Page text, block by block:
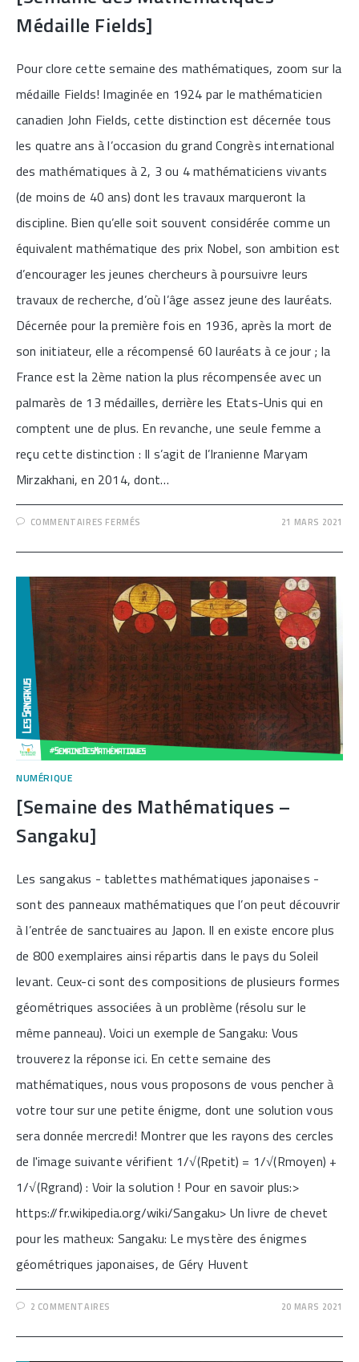
Médaille Fields]
Pour clore cette semaine des mathématiques, zoom sur la
médaille Fields! Imaginée en 1924 par le mathématicien
canadien John Fields, cette distinction est décernée tous
les quatre ans à l’occasion du grand Congrès international
des mathématiques à 2, 3 ou 4 mathématiciens vivants
(de moins de 40 ans) dont les travaux marqueront la
discipline. Bien qu’elle soit souvent considérée comme un
équivalent mathématique des prix Nobel, son ambition est
d’encourager les jeunes chercheurs à poursuivre leurs
travaux de recherche, d’où l’âge assez jeune des lauréats.
Décernée pour la première fois en 1936, après la mort de
son initiateur, elle a récompensé 60 lauréats à ce jour ; la
France est la 2ème nation la plus récompensée avec un
palmarès de 13 médailles, derrière les Etats-Unis qui en
comptent une de plus. En revanche, une seule femme a
reçu cette distinction : Il s’agit de l’Iranienne Maryam
Mirzakhani, en 2014, dont…
COMMENTAIRES FERMÉS
MATHÉMATIQUES
MÉDAILLE
FIELDS]
21 MARS 2021
NUMÉRIQUE
[Semaine des Mathématiques –
Sangaku]
Les sangakus - tablettes mathématiques japonaises -
sont des panneaux mathématiques que l’on peut découvrir
à l’entrée de sanctuaires au Japon. Il en existe encore plus
de 800 exemplaires ainsi répartis dans le pays du Soleil
levant. Ceux-ci sont des compositions de plusieurs formes
géométriques associées à un problème (résolu sur le
même panneau). Voici un exemple de Sangaku: Vous
trouverez la réponse ici. En cette semaine des
mathématiques, nous vous proposons de vous pencher à
votre tour sur une petite énigme, dont une solution vous
sera donnée mercredi! Montrer que les rayons des cercles
de l'image suivante vérifient 1/√(Rpetit) = 1/√(Rmoyen) +
1/√(Rgrand) : Voir la solution ! Pour en savoir plus:>
https://fr.wikipedia.org/wiki/Sangaku> Un livre de chevet
pour les matheux: Sangaku: Le mystère des énigmes
géométriques japonaises, de Géry Huvent
2 COMMENTAIRES 20 MARS 2021